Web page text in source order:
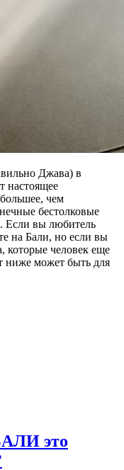
Джава) в
настоящее
чем
бестолковые
Если вы любитель
на Бали, но если вы
которые человек еще
ниже может быть для
это